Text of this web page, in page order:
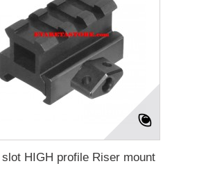
slot HIGH profile Riser mount